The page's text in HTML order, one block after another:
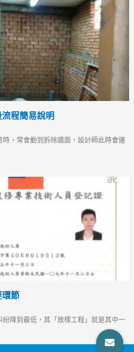
程簡易說明
，常會動到拆除牆面，設計師此時會運
環節
降到最低，其「放樣工程」就是其中一